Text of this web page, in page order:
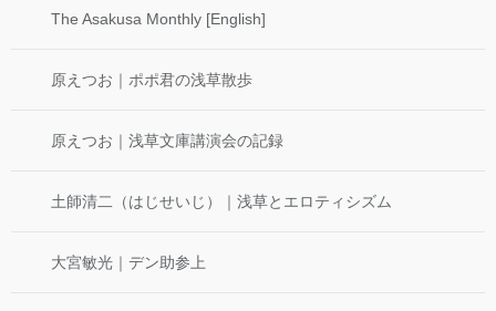
The Asakusa Monthly [English]
原えつお｜ポポ君の浅草散歩
原えつお｜浅草文庫講演会の記録
土師清二（はじせいじ）｜浅草とエロティシズム
大宮敏光｜デン助参上